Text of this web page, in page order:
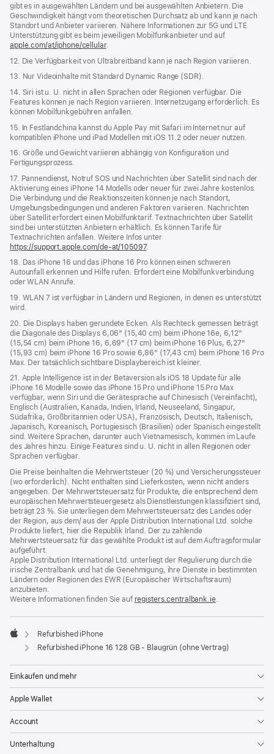
gibt es in ausgewählten Ländern und bei ausgewählten Anbietern. Die
Geschwindigkeit hängt vom theoretischen Durchsatz ab und kann je nach
Standort und Anbieter variieren. Nähere Informationen zur 5G und LTE
Unterstützung gibt es beim jeweiligen Mobilfunkanbieter und auf
apple.com/at/iphone/cellular.
12. Die Verfügbarkeit von Ultrabreitband kann je nach Region variieren.
13. Nur Videoinhalte mit Standard Dynamic Range (SDR).
14. Siri ist u. U. nicht in allen Sprachen oder Regionen verfügbar. Die
Features können je nach Region variieren. Internetzugang erforderlich. Es
können Mobilfunkgebühren anfallen.
15. In Festlandchina kannst du Apple Pay mit Safari im Internet nur auf
kompatiblen iPhone und iPad Modellen mit iOS 11.2 oder neuer nutzen.
16. Größe und Gewicht variieren abhängig von Konfiguration und
Fertigungsprozess.
17. Pannendienst, Notruf SOS und Nachrichten über Satellit sind nach der
Aktivierung eines iPhone 14 Modells oder neuer für zwei Jahre kostenlos.
Die Verbindung und die Reaktionszeiten können je nach Standort,
Umgebungsbedingungen und anderen Faktoren variieren. Nachrichten
über Satellit erfordert einen Mobilfunktarif. Textnachrichten über Satellit
sind bei unterstützten Anbietern erhältlich. Es können Tarife für
Textnachrichten anfallen. Weitere Infos unter
https://support.apple.com/de-at/105097.
18. Das iPhone 16 und das iPhone 16 Pro können einen schweren
Autounfall erkennen und Hilfe rufen. Erfordert eine Mobilfunkverbindung
oder WLAN Anrufe.
19. WLAN 7 ist verfügbar in Ländern und Regionen, in denen es unterstützt
wird.
20. Die Displays haben gerundete Ecken. Als Rechteck gemessen beträgt
die Diagonale des Displays 6,06" (15,40 cm) beim iPhone 16e, 6,12"
(15,54 cm) beim iPhone 16, 6,69" (17 cm) beim iPhone 16 Plus, 6,27"
(15,93 cm) beim iPhone 16 Pro sowie 6,86" (17,43 cm) beim iPhone 16 Pro
Max. Der tatsächlich sichtbare Displaybereich ist kleiner.
21. Apple Intelligence ist in der Betaversion als iOS 18 Update für alle
iPhone 16 Modelle sowie das iPhone 15 Pro und iPhone 15 Pro Max
verfügbar, wenn Siri und die Gerätesprache auf Chinesisch (Vereinfacht),
Englisch (Australien, Kanada, Indien, Irland, Neuseeland, Singapur,
Südafrika, Großbritannien oder USA), Französisch, Deutsch, Italienisch,
Japanisch, Koreanisch, Portugiesisch (Brasilien) oder Spanisch eingestellt
sind. Weitere Sprachen, darunter auch Vietnamesisch, kommen im Laufe
des Jahres hinzu. Einige Features sind u. U. nicht in allen Regionen oder
Sprachen verfügbar.
Die Preise beinhalten die Mehrwertsteuer (20 %) und Versicherungssteuer
(wo erforderlich). Nicht enthalten sind Lieferkosten, wenn nicht anders
angegeben. Der Mehrwertsteuersatz für Produkte, die entsprechend dem
europäischen Mehrwertsteuergesetz als Dienstleistungen klassifiziert sind,
beträgt 23 %. Sie unterliegen dem Mehrwertsteuersatz des Landes oder
der Region, aus dem/ aus der Apple Distribution International Ltd. solche
Produkte liefert, hier die Republik Irland. Der zu zahlende
Mehrwertsteuersatz für das gewählte Produkt ist auf dem Auftragsformular
aufgeführt.
Apple Distribution International Ltd. unterliegt der Regulierung durch die
irische Zentralbank und hat die Genehmigung, ihre Dienste in bestimmten
Ländern oder Regionen des EWR (Europäischer Wirtschaftsraum)
anzubieten.
Weitere Informationen finden Sie auf registers.centralbank.ie(Öffnet
neues
.
Apple
Refurbished iPhone
Refurbished iPhone 16 128 GB - Blaugrün (ohne Vertrag)
Einkaufen und mehr
Apple Wallet
Account
Unterhaltung